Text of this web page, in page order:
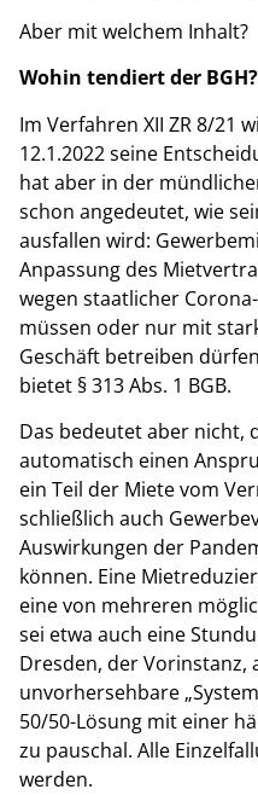
Aber mit welchem Inhalt?
Wohin tendiert der BGH?
Im Verfahren XII ZR 8/21
12.1.2022 seine
hat aber in der
schon angedeutet, wie
ausfallen wird:
Anpassung des
wegen staatlicher
müssen oder nur mit
Geschäft betreiben
bietet § 313 Abs. 1 BGB.
Das bedeutet aber nicht,
automatisch einen
ein Teil der Miete vom
schließlich auch
Auswirkungen der
können. Eine
eine von mehreren
sei etwa auch eine
Dresden, der Vorinstanz,
unvorhersehbare
50/50-Lösung mit einer
zu pauschal. Alle
werden.